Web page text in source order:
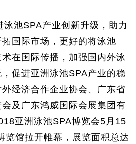
泳池SPA产业创新升级，助力
国际市场，更好的将泳池
在国际传播，加强国内外泳
促进亚洲泳池SPA产业的稳
经济合作企业协会、广东省
及广东鸿威国际会展集团有
亚洲泳池SPA博览会5月15
览馆拉开帷幕，展览面积总达